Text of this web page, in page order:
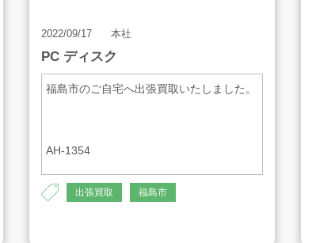
2022/09/17 本社
PC ディスク
福島市のご自宅へ出張買取いたしました。
AH-1354
出張買取 福島市